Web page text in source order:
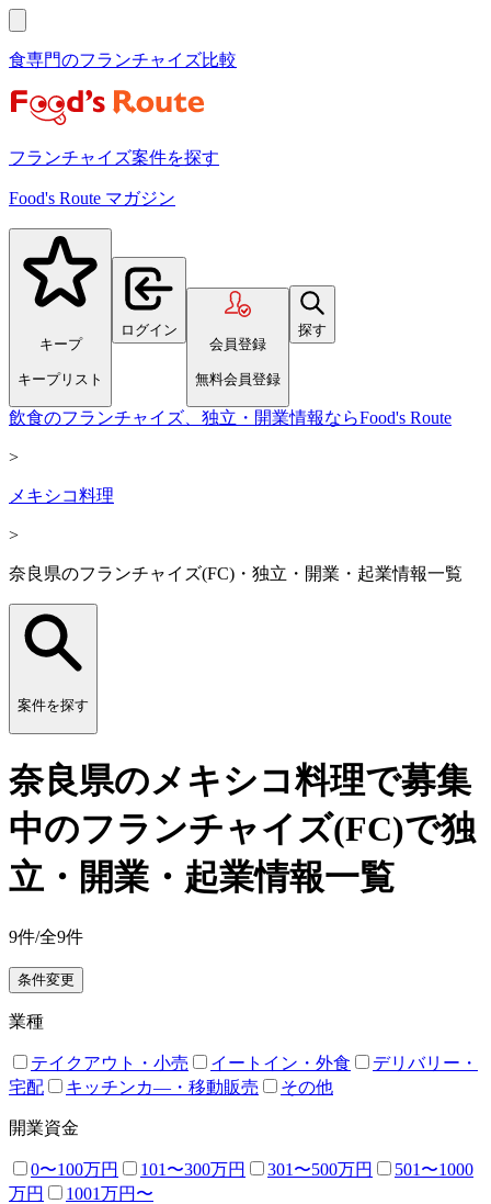
食専門のフランチャイズ比較
フランチャイズ案件を探す
Food's Route マガジン
キープ
キープリスト
ログイン
会員登録
無料会員登録
探す
飲食のフランチャイズ、独立・開業情報ならFood's Route
>
メキシコ料理
>
奈良県のフランチャイズ(FC)・独立・開業・起業情報一覧
案件を探す
奈良県のメキシコ料理で募集
中のフランチャイズ(FC)で独
立・開業・起業情報一覧
9件/全9件
条件変更
業種
テイクアウト・小売 イートイン・外食
デリバリー・
宅配
キッチンカ―・移動販売 その他
開業資金
0〜100万円 101〜300万円 301〜500万円
501〜1000
万円
1001万円〜